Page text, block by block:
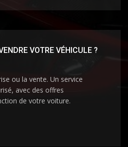
VOTRE VÉHICULE ?
ou la vente. Un service
avec des offres
de votre voiture.